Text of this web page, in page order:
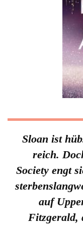
Sloan ist
reich.
Society engt
auf
Fitzgerald,